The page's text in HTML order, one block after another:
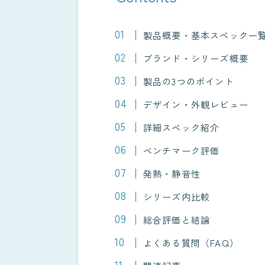
製品概要・基本スペック一
ブランド・シリーズ概要
製品の3つのポイント
デザイン・外観レビュー
詳細スペック紹介
ベンチマーク評価
発熱・静音性
シリーズ内比較
総合評価と結論
よくある質問（FAQ）